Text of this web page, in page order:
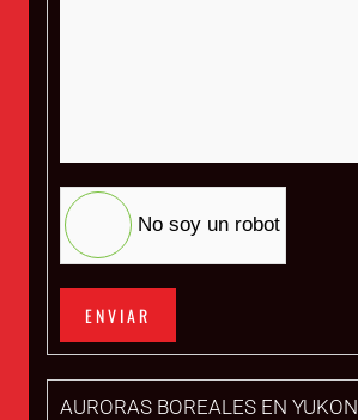
No soy un robot
ENVIAR
AURORAS BOREALES EN YUKON